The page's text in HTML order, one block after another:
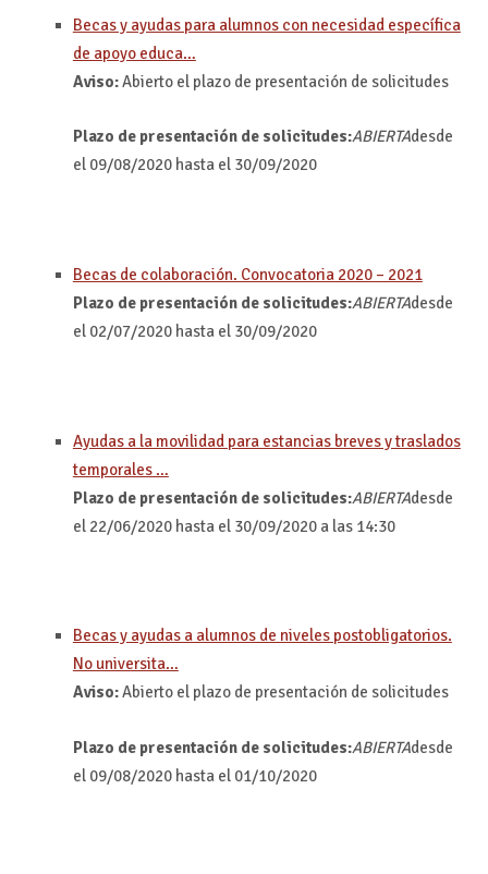
Becas y ayudas para alumnos con necesidad específica
de apoyo educa…
Aviso:Abierto el plazo de presentación de solicitudes
Plazo de presentación de solicitudes:ABIERTAdesde
el 09/08/2020 hasta el 30/09/2020
Becas de colaboración. Convocatoria 2020 – 2021
Plazo de presentación de solicitudes:ABIERTAdesde
el 02/07/2020 hasta el 30/09/2020
Ayudas a la movilidad para estancias breves y traslados
temporales …
Plazo de presentación de solicitudes:ABIERTAdesde
el 22/06/2020 hasta el 30/09/2020 a las 14:30
Becas y ayudas a alumnos de niveles postobligatorios.
No universita…
Aviso:Abierto el plazo de presentación de solicitudes
Plazo de presentación de solicitudes:ABIERTAdesde
el 09/08/2020 hasta el 01/10/2020